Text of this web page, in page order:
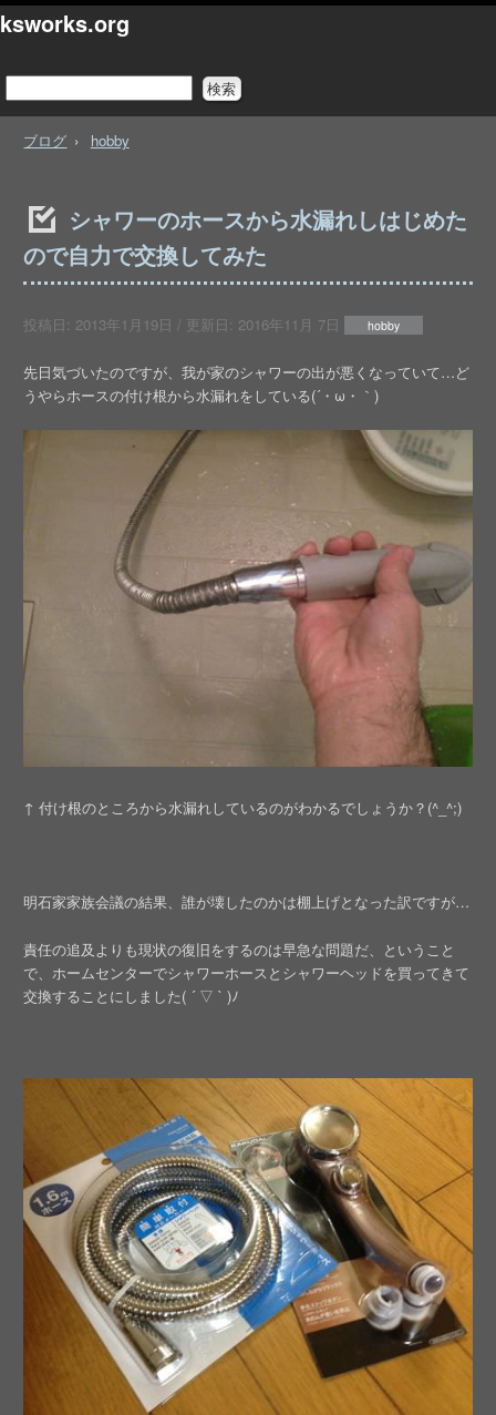
ksworks.org
ブログ hobby
シャワーのホースから水漏れしはじめた
ので自力で交換してみた
投稿日: 2013年1月19日 / 更新日: 2016年11月 7日 hobby
先日気づいたのですが、我が家のシャワーの出が悪くなっていて…ど
うやらホースの付け根から水漏れをしている(´・ω・｀)
↑ 付け根のところから水漏れしているのがわかるでしょうか？(^_^;)
明石家家族会議の結果、誰が壊したのかは棚上げとなった訳ですが…
責任の追及よりも現状の復旧をするのは早急な問題だ、ということ
で、ホームセンターでシャワーホースとシャワーヘッドを買ってきて
交換することにしました( ´ ▽ ` )ﾉ